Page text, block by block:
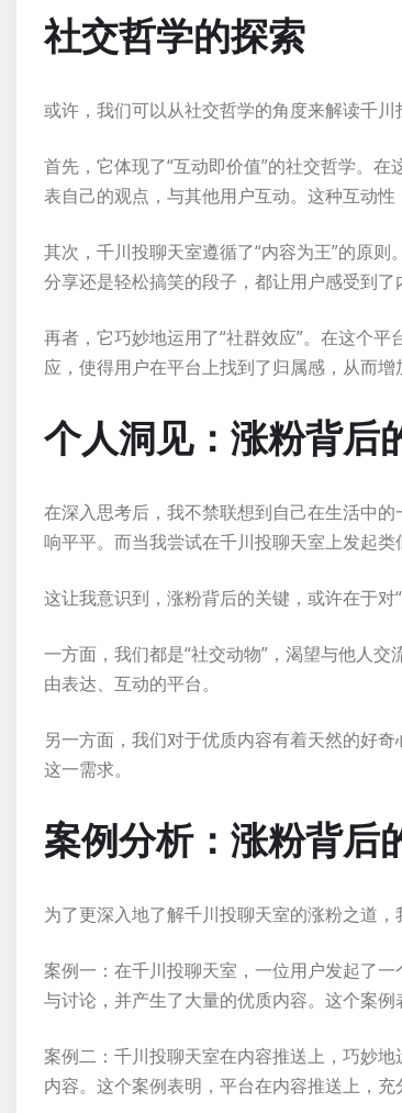
社交哲学的探索
或许，我们可以从社交哲学的角度来解读千川
首先，它体现了“互动即价值”的社交哲学。
表自己的观点，与其他用户互动。这种互动
其次，千川投聊天室遵循了“内容为王”的原
分享还是轻松搞笑的段子，都让用户感受到了
再者，它巧妙地运用了“社群效应”。在这个
应，使得用户在平台上找到了归属感，从而增
个人洞见：涨粉背后
在深入思考后，我不禁联想到自己在生活中
响平平。而当我尝试在千川投聊天室上发起类
这让我意识到，涨粉背后的关键，或许在于对“
一方面，我们都是“社交动物”，渴望与他人
由表达、互动的平台。
另一方面，我们对于优质内容有着天然的好
这一需求。
案例分析：涨粉背后
为了更深入地了解千川投聊天室的涨粉之道，
案例一：在千川投聊天室，一位用户发起了
与讨论，并产生了大量的优质内容。这个案
案例二：千川投聊天室在内容推送上，巧妙
内容。这个案例表明，平台在内容推送上，充